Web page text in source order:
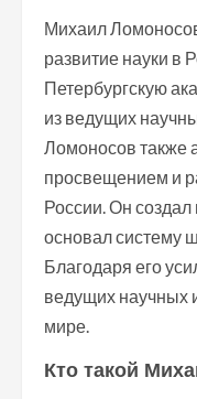
Михаил
развитие науки в
Петербургскую
из ведущих
Ломоносов также
просвещением и
России. Он
основал систему
Благодаря его
ведущих научных
мире.
Кто такой